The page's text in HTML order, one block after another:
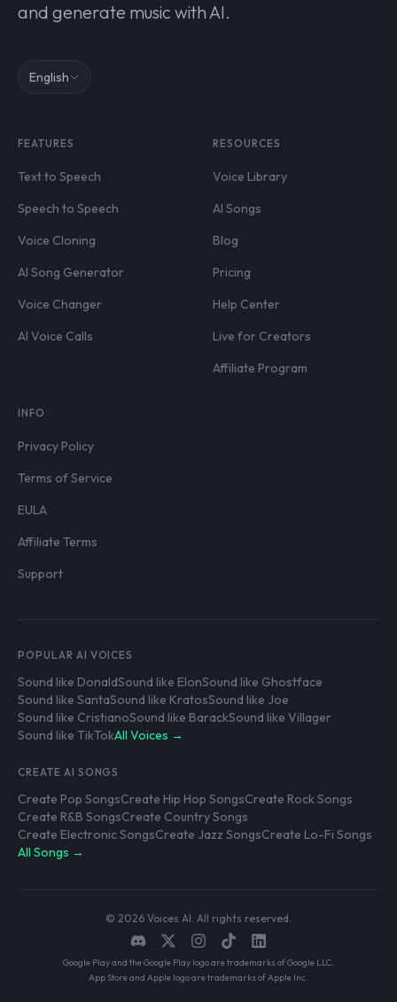
and generate music with AI.
English
FEATURES
Text to Speech
Speech to Speech
Voice Cloning
AI Song Generator
Voice Changer
AI Voice Calls
RESOURCES
Voice Library
AI Songs
Blog
Pricing
Help Center
Live for Creators
Affiliate Program
INFO
Privacy Policy
Terms of Service
EULA
Affiliate Terms
Support
POPULAR AI VOICES
Sound like DonaldSound like ElonSound like Ghostface
Sound like SantaSound like KratosSound like Joe
Sound like CristianoSound like BarackSound like Villager
Sound like TikTokAll Voices →
CREATE AI SONGS
Create Pop SongsCreate Hip Hop SongsCreate Rock Songs
Create R&B SongsCreate Country Songs
Create Electronic SongsCreate Jazz SongsCreate Lo-Fi Songs
All Songs →
© 2026 Voices AI. All rights reserved.
Google Play and the Google Play logo are trademarks of Google LLC.
App Store and Apple logo are trademarks of Apple Inc.